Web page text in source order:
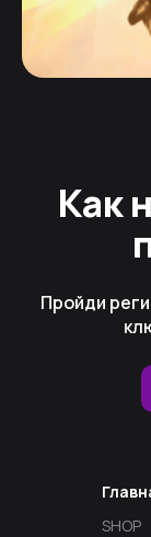
Как
Пройди
SHOP